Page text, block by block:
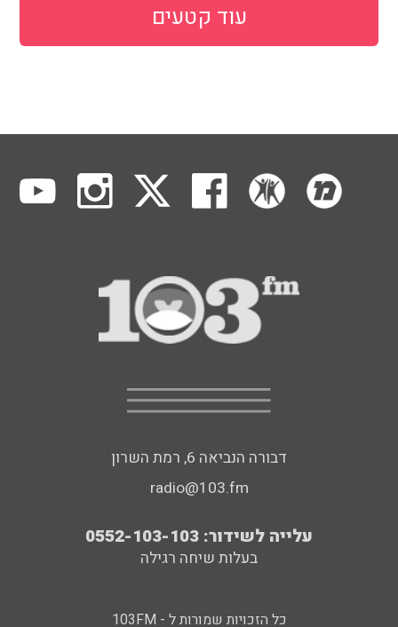
עוד קטעים
דבורה הנביאה 6, רמת השרון
radio@103.fm
עלייה לשידור: 0552-103-103
בעלות שיחה רגילה
כל הזכויות שמורות ל - 103FM